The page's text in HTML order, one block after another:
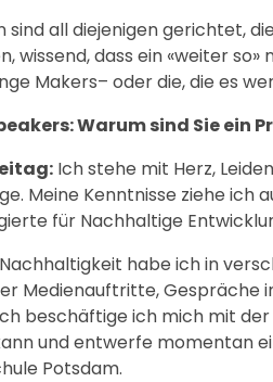
sind all diejenigen gerichtet,
wissend, dass ein «weiter
Makers– oder die, die es
Warum sind Sie ein
Ich stehe mit Herz,
Meine Kenntnisse ziehe ich
für Nachhaltige
habe ich in
Medienauftritte, Gespräche
beschäftige ich mich mit
und entwerfe momentan
Potsdam.